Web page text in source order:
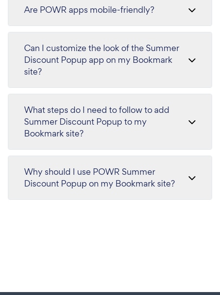
Are POWR apps mobile-friendly?
Can I customize the look of the Summer
Discount Popup app on my Bookmark
site?
What steps do I need to follow to add
Summer Discount Popup to my
Bookmark site?
Why should I use POWR Summer
Discount Popup on my Bookmark site?